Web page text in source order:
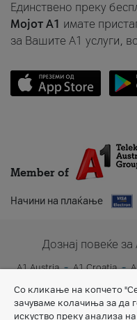
Единствено преку
Мојот A1 имате
за Вашите A1 услуги,
Member of
Начини на плаќање
Дознај повеќе
A1 Austria A1 Croatia
Со кликање на копчето "Се
зачуваме колачиња за да
искуство преку анализа